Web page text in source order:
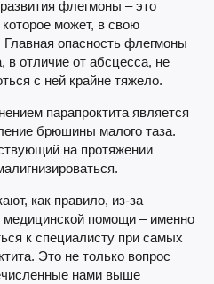
флегмоны – это
может, в свою
Главная опасность флегмоны
в отличие от абсцесса, не
с ней крайне тяжело.
парапроктита является
брюшины малого таза.
на протяжении
как правило, из-за
медицинской помощи – именно
к специалисту при самых
Это не только вопрос
нами выше